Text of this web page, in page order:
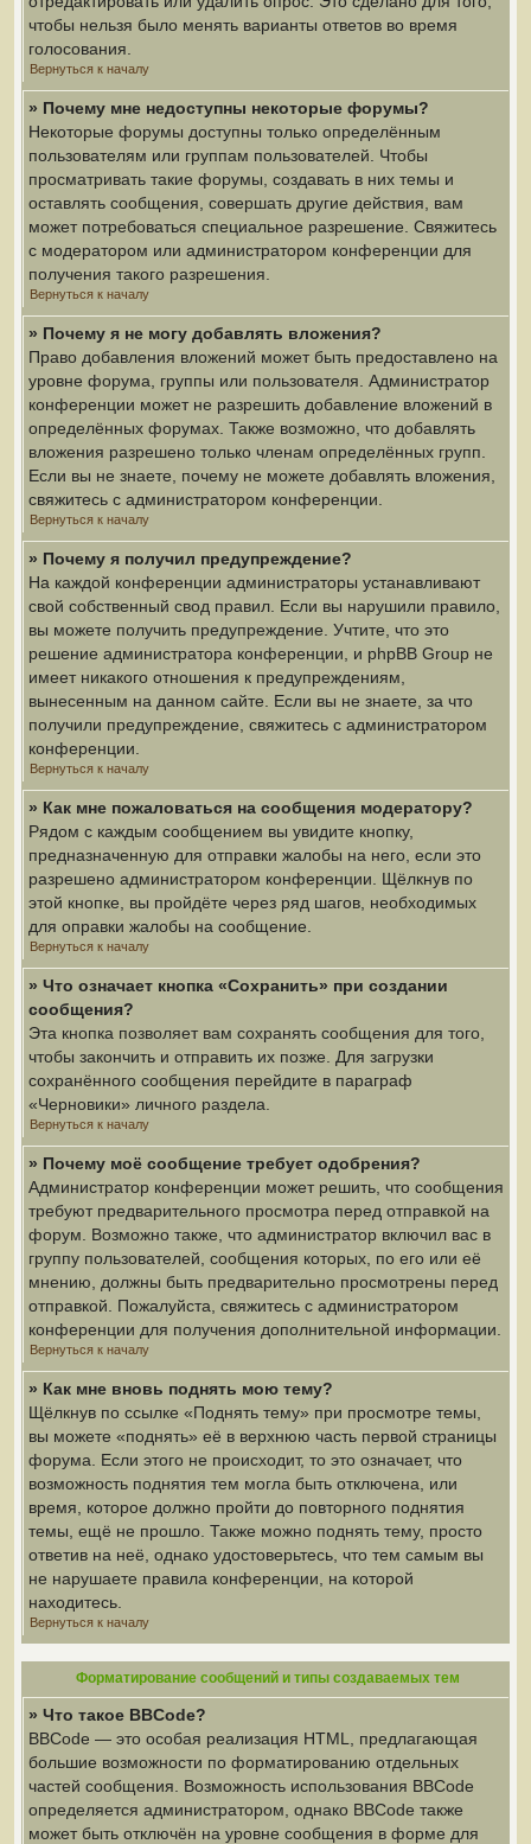
чтобы нельзя было менять варианты ответов во время
голосования.
Вернуться к началу
» Почему мне недоступны некоторые форумы?
Некоторые форумы доступны только определённым
пользователям или группам пользователей. Чтобы
просматривать такие форумы, создавать в них темы и
оставлять сообщения, совершать другие действия, вам
может потребоваться специальное разрешение. Свяжитесь
с модератором или администратором конференции для
получения такого разрешения.
Вернуться к началу
» Почему я не могу добавлять вложения?
Право добавления вложений может быть предоставлено на
уровне форума, группы или пользователя. Администратор
конференции может не разрешить добавление вложений в
определённых форумах. Также возможно, что добавлять
вложения разрешено только членам определённых групп.
Если вы не знаете, почему не можете добавлять вложения,
свяжитесь с администратором конференции.
Вернуться к началу
» Почему я получил предупреждение?
На каждой конференции администраторы устанавливают
свой собственный свод правил. Если вы нарушили правило,
вы можете получить предупреждение. Учтите, что это
решение администратора конференции, и phpBB Group не
имеет никакого отношения к предупреждениям,
вынесенным на данном сайте. Если вы не знаете, за что
получили предупреждение, свяжитесь с администратором
конференции.
Вернуться к началу
» Как мне пожаловаться на сообщения модератору?
Рядом с каждым сообщением вы увидите кнопку,
предназначенную для отправки жалобы на него, если это
разрешено администратором конференции. Щёлкнув по
этой кнопке, вы пройдёте через ряд шагов, необходимых
для оправки жалобы на сообщение.
Вернуться к началу
» Что означает кнопка «Сохранить» при создании
сообщения?
Эта кнопка позволяет вам сохранять сообщения для того,
чтобы закончить и отправить их позже. Для загрузки
сохранённого сообщения перейдите в параграф
«Черновики» личного раздела.
Вернуться к началу
» Почему моё сообщение требует одобрения?
Администратор конференции может решить, что сообщения
требуют предварительного просмотра перед отправкой на
форум. Возможно также, что администратор включил вас в
группу пользователей, сообщения которых, по его или её
мнению, должны быть предварительно просмотрены перед
отправкой. Пожалуйста, свяжитесь с администратором
конференции для получения дополнительной информации.
Вернуться к началу
» Как мне вновь поднять мою тему?
Щёлкнув по ссылке «Поднять тему» при просмотре темы,
вы можете «поднять» её в верхнюю часть первой страницы
форума. Если этого не происходит, то это означает, что
возможность поднятия тем могла быть отключена, или
время, которое должно пройти до повторного поднятия
темы, ещё не прошло. Также можно поднять тему, просто
ответив на неё, однако удостоверьтесь, что тем самым вы
не нарушаете правила конференции, на которой
находитесь.
Вернуться к началу
Форматирование сообщений и типы создаваемых тем
» Что такое BBCode?
BBCode — это особая реализация HTML, предлагающая
большие возможности по форматированию отдельных
частей сообщения. Возможность использования BBCode
определяется администратором, однако BBCode также
может быть отключён на уровне сообщения в форме для